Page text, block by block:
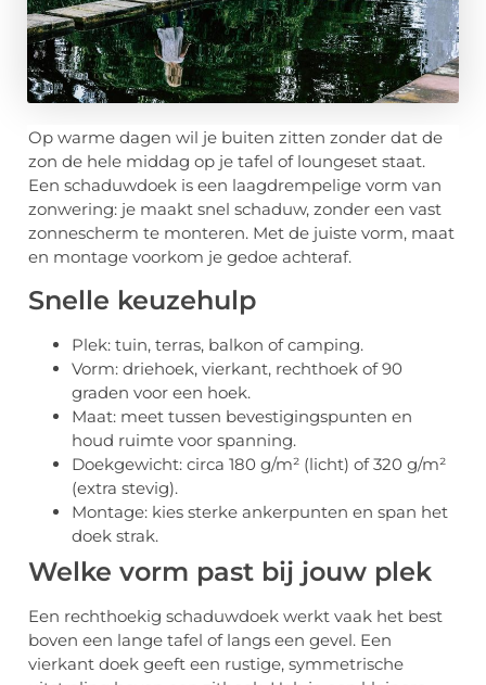
Op warme dagen wil je buiten zitten zonder dat de
zon de hele middag op je tafel of loungeset staat.
Een schaduwdoek is een laagdrempelige vorm van
zonwering: je maakt snel schaduw, zonder een vast
zonnescherm te monteren. Met de juiste vorm, maat
en montage voorkom je gedoe achteraf.
Snelle keuzehulp
Plek: tuin, terras, balkon of camping.
Vorm: driehoek, vierkant, rechthoek of 90
graden voor een hoek.
Maat: meet tussen bevestigingspunten en
houd ruimte voor spanning.
Doekgewicht: circa 180 g/m² (licht) of 320 g/m²
(extra stevig).
Montage: kies sterke ankerpunten en span het
doek strak.
Welke vorm past bij jouw plek
Een rechthoekig schaduwdoek werkt vaak het best
boven een lange tafel of langs een gevel. Een
vierkant doek geeft een rustige, symmetrische